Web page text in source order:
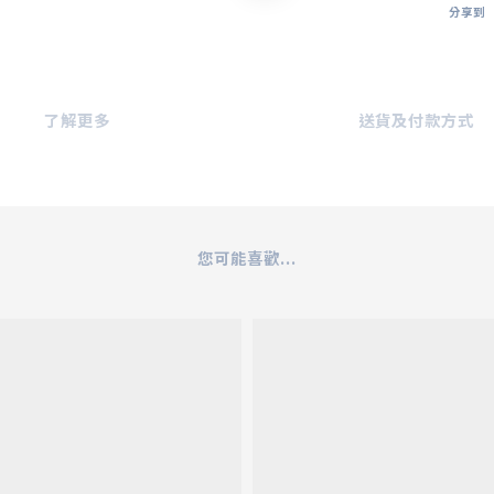
分享到
了解更多 送貨及付款方式
您可能喜歡...